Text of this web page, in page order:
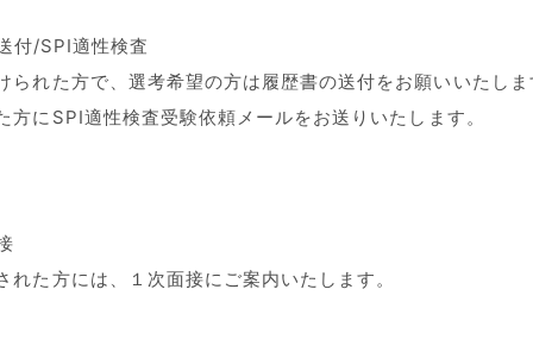
付/SPI適性検査
られた方で、選考希望の方は履歴書の送付をお願いいたし
方にSPI適性検査受験依頼メールをお送りいたします。
れた方には、１次面接にご案内いたします。